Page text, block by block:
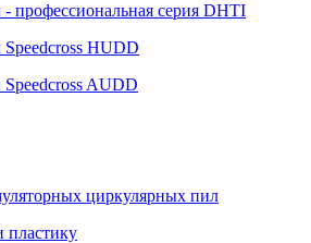
профессиональная серия DHTI
HUDD
AUDD
циркулярных пил
пластику